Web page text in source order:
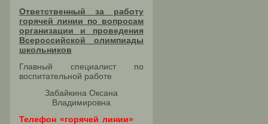
Ответственный за работу
горячей линии по вопросам
организации и проведения
Всероссийской олимпиады
школьников​
Главный специалист по
воспитательной работе
Забайкина Оксана
Владимировна
Телефон «горячей линии»